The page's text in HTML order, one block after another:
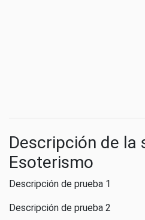
Descripción de la
Esoterismo
Descripción de prueba 1
Descripción de prueba 2